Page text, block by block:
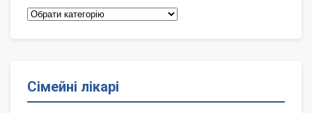
Категорії
Сімейні лікарі